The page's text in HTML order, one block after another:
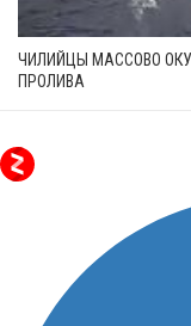
ЧИЛИЙЦЫ МАССОВО
ПРОЛИВА